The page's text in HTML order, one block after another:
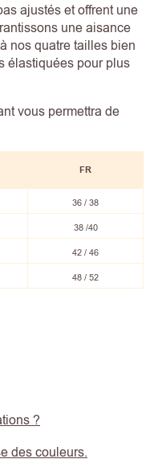
ajustés et offrent une
une aisance
nos quatre tailles bien
élastiquées pour plus
vous permettra de
FR
36 / 38
38 /40
42 / 46
48 / 52
?
des couleurs.